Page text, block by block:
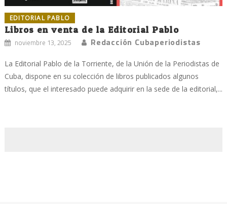
EDITORIAL PABLO
Libros en venta de la Editorial Pablo
noviembre 13, 2025 Redacción Cubaperiodistas
La Editorial Pablo de la Torriente, de la Unión de la Periodistas de
Cuba, dispone en su colección de libros publicados algunos
títulos, que el interesado puede adquirir en la sede de la editorial,...